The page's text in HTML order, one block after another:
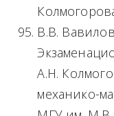
В.В.
А.Н.
механико-